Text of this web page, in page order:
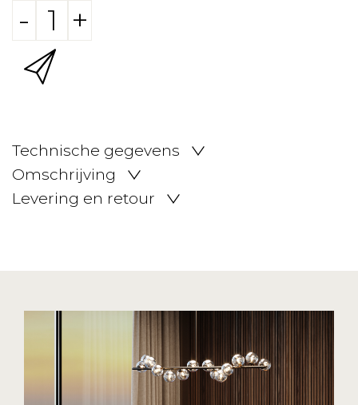
- +
Technische gegevens
Omschrijving
Levering en retour